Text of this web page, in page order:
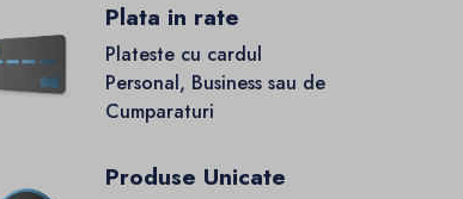
Plata in rate
Plateste cu cardul
Personal, Business sau de
Cumparaturi
Produse Unicate